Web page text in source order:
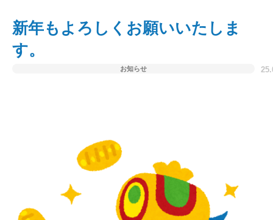
新年もよろしくお願いいたしま
す。
お知らせ